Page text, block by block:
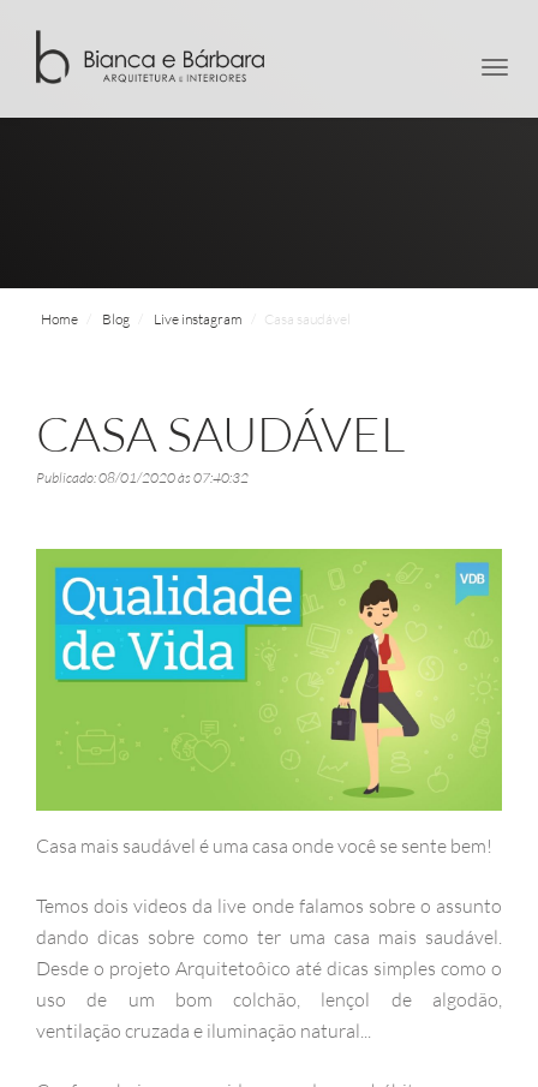
Home Blog Live instagram Casa saudável
CASA SAUDÁVEL
Publicado: 08/01/2020 às 07:40:32
Casa mais saudável é uma casa onde você se sente bem!
Temos dois videos da live onde falamos sobre o assunto
dando dicas sobre como ter uma casa mais saudável.
Desde o projeto Arquitetoôico até dicas simples como o
uso de um bom colchão, lençol de algodão,
ventilação cruzada e iluminação natural...